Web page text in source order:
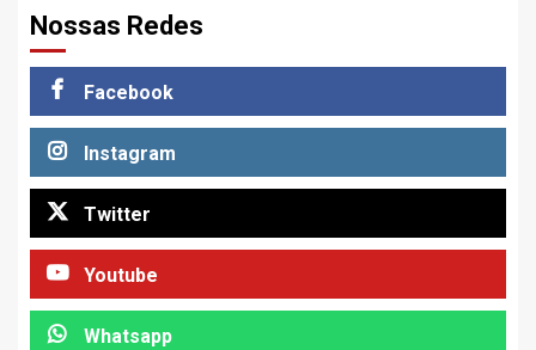
Nossas Redes
Facebook
Instagram
Twitter
Youtube
Whatsapp